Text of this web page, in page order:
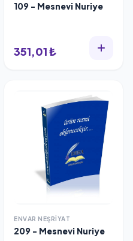
109 - Mesnevi Nuriye
351,01 ₺
ENVAR NEŞRIYAT
209 - Mesnevi Nuriye